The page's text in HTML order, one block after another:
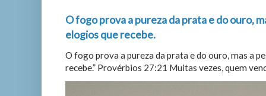
O fogo prova a pureza da prata e do ouro,
elogios que recebe.
O fogo prova a pureza da prata e do ouro, mas a
recebe.” Provérbios 27:21 Muitas vezes, quem